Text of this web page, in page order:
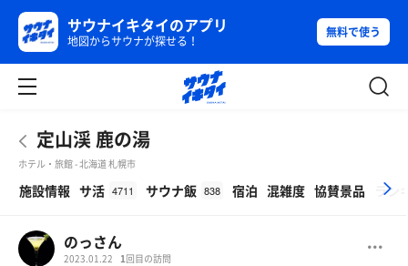
サウナイキタイのアプリ
地図からサウナが探せる！
無料で使う
定山渓 鹿の湯
ホテル・旅館 - 北海道 札幌市
施設情報 サ活 4711 サウナ飯 838 宿泊 混雑度 協賛景品 ラ
のっさん
2023.01.22 1 回目の訪問